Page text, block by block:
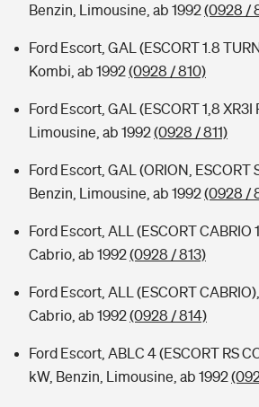
Benzin, Limousine, ab 1992(0928 /
Ford Escort, GAL (ESCORT 1.8
Kombi, ab 1992(0928 / 810)
Ford Escort, GAL (ESCORT 1,8 XR3I
Limousine, ab 1992(0928 / 811)
Ford Escort, GAL (ORION, ESCORT
Benzin, Limousine, ab 1992(0928 /
Ford Escort, ALL (ESCORT CABRIO
Cabrio, ab 1992(0928 / 813)
Ford Escort, ALL (ESCORT
Cabrio, ab 1992(0928 / 814)
Ford Escort, ABLC 4 (ESCORT RS
kW, Benzin, Limousine, ab 1992